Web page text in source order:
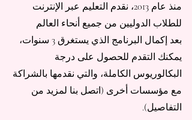
منذ عام 2013، نقدم التعليم عبر الإنترنت
للطلاب الدوليين من جميع أنحاء العالم
بعد إكمال البرنامج الذي يستغرق 3 سنوات،
يمكنك التقدم للحصول على درجة
البكالوريوس الكاملة، والتي نقدمها بالشراكة
مع مؤسسات أخرى (اتصل بنا لمزيد من
التفاصيل).